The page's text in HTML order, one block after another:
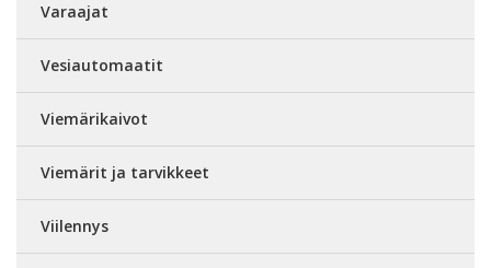
Varaajat
Vesiautomaatit
Viemärikaivot
Viemärit ja tarvikkeet
Viilennys